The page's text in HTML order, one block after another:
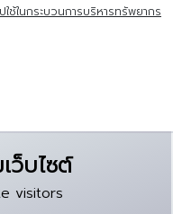
ใช้ในกระบวนการบริหารทรัพยากร
ว็บไซต์
visitors